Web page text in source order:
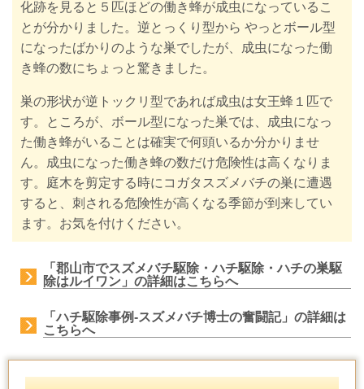
化跡を見ると５匹ほどの働き蜂が成虫になっているこ
とが分かりました。逆とっくり型から やっとボール型
になったばかりのような巣でしたが、成虫になった働
き蜂の数にちょっと驚きました。
巣の形状が逆トックリ型であれば成虫は女王蜂１匹で
す。ところが、ボール型になった巣では、成虫になっ
た働き蜂がいることは確実で何頭いるか分かりませ
ん。成虫になった働き蜂の数だけ危険性は高くなりま
す。庭木を剪定する時にコガタスズメバチの巣に遭遇
すると、刺される危険性が高くなる季節が到来してい
ます。お気を付けください。
「郡山市でスズメバチ駆除・ハチ駆除・ハチの巣駆
除はルイワン」の詳細はこちらへ
「ハチ駆除事例-スズメバチ博士の奮闘記」の詳細は
こちらへ